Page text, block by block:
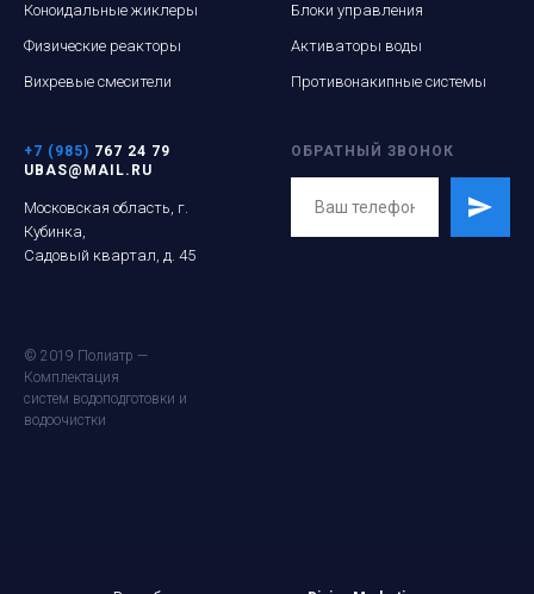
Коноидальные жиклеры
Физические реакторы
Вихревые смесители
Блоки управления
Активаторы воды
Противонакипные системы
+7 (985) 767 24 79
UBAS@MAIL.RU
Московская область, г.
Кубинка,
Садовый квартал, д. 45
ОБРАТНЫЙ ЗВОНОК
© 2019 Полиатр —
Комплектация
систем водоподготовки и
водоочистки